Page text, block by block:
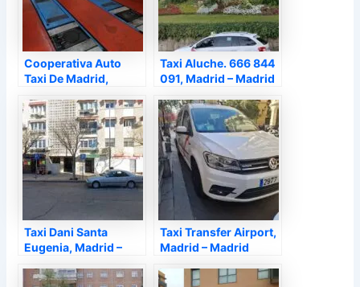
Cooperativa Auto
Taxi De Madrid,
Taxi Aluche. 666 844
091, Madrid – Madrid
Taxi Dani Santa
Eugenia, Madrid –
Taxi Transfer Airport,
Madrid – Madrid